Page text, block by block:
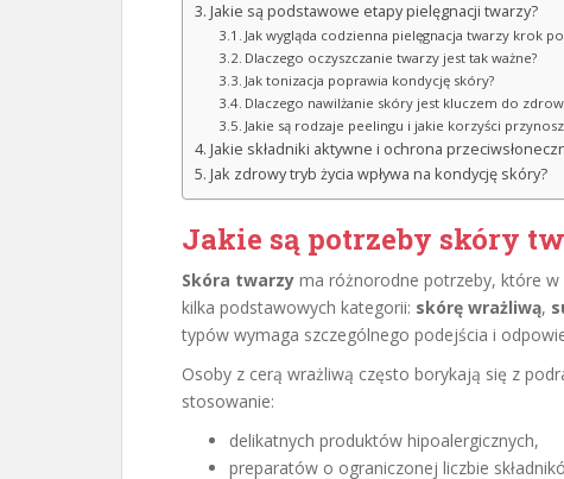
Jakie są podstawowe etapy pielęgnacji twarzy?
Jak wygląda codzienna pielęgnacja twarzy krok
Dlaczego oczyszczanie twarzy jest tak ważne?
Jak tonizacja poprawia kondycję skóry?
Dlaczego nawilżanie skóry jest kluczem do
Jakie są rodzaje peelingu i jakie korzyści
Jakie składniki aktywne i ochrona
Jak zdrowy tryb życia wpływa na kondycję skóry?
Jakie są potrzeby skóry
Skóra twarzy ma różnorodne potrzeby, które
kilka podstawowych kategorii: skórę wrażliwą,
typów wymaga szczególnego podejścia i
Osoby z cerą wrażliwą często borykają się z
stosowanie:
delikatnych produktów hipoalergicznych,
preparatów o ograniczonej liczbie